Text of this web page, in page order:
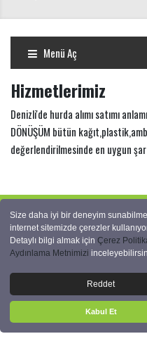
Size daha iyi bir deneyim
internet sitemizde çerezler
Detaylı bilgi almak içinÇerez
Aydınlama Metnimizi
Reddet
Kabul Et
Menü Aç
Hizmetlerimiz
Denizli'de hurda alımı satımı
DÖNÜŞÜM bütün
değerlendirilmesinde en uygun
© 2026 AKÇEV GERİ